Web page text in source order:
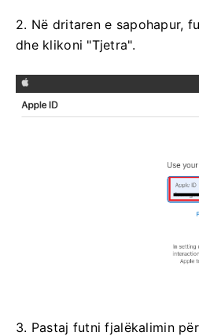
2. Në dritaren e sapohapur,
dhe klikoni "Tjetra".
3. Pastaj futni fjalëkalimin